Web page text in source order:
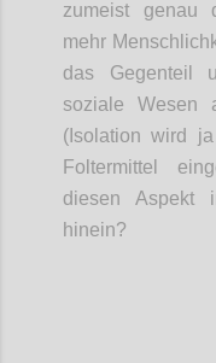
zumeist genau
mehr
das Gegenteil
soziale Wesen
(Isolation wird
Foltermittel
diesen Aspekt
hinein?